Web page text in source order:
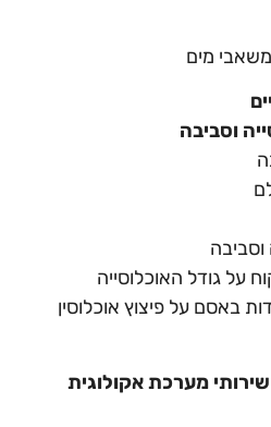
וסביבה
באסם על פיצוץ אוכלוסין
מערכת אקולוגית